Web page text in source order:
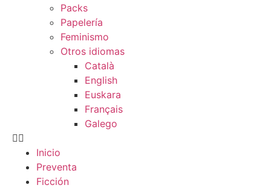
Packs
Papelería
Feminismo
Otros idiomas
Català
English
Euskara
Français
Galego
Inicio
Preventa
Ficción